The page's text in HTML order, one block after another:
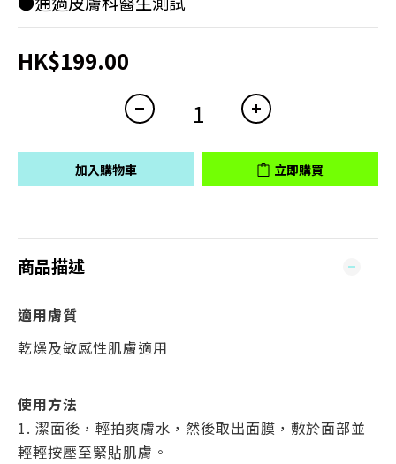
HK$199.00
加入購物車 立即購買
商品描述
適用膚質
乾燥及敏感性肌膚適用
使用方法
1. 潔面後，輕拍爽膚水，然後取出面膜，敷於面部並
輕輕按壓至緊貼肌膚。